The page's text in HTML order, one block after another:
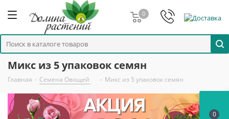
0
Микс из 5 упаковок семян
Главная - Семена Овощей - Микс из 5 упаковок семян
0